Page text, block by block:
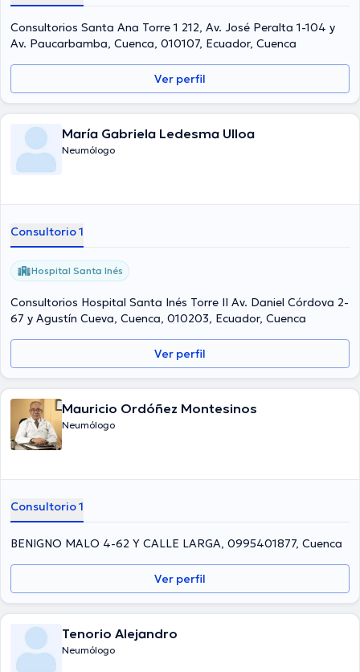
médicas. Manolo Maestre Guzmán ha compartido en incontables
conferencias con la intención de tener una formación continua en
su ámbito de especialización y ha compartido diferentes artículos.
Su cita se puede realizar en Español.
Consultorios Santa Ana Torre 1 212, Av. José Peralta 1-104 y
Av. Paucarbamba, Cuenca, 010107, Ecuador, Cuenca
Ver perfil
María Gabriela Ledesma Ulloa
Neumólogo
Consultorio 1
Hospital Santa Inés
Consultorios Hospital Santa Inés Torre II Av. Daniel Córdova 2-
67 y Agustín Cueva, Cuenca, 010203, Ecuador, Cuenca
Ver perfil
Mauricio Ordóñez Montesinos
Neumólogo
Consultorio 1
BENIGNO MALO 4-62 Y CALLE LARGA, 0995401877, Cuenca
Ver perfil
Tenorio Alejandro
Neumólogo